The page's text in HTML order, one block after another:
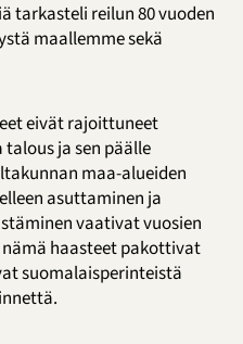
tarkasteli reilun 80 vuoden
maallemme sekä
eivät rajoittuneet
ja sen päälle
maa-alueiden
asuttaminen ja
vaativat vuosien
haasteet pakottivat
suomalaisperinteistä